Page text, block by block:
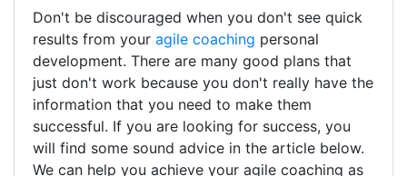
Don't be discouraged when you don't see quick
results from your agile coaching personal
development. There are many good plans that
just don't work because you don't really have the
information that you need to make them
successful. If you are looking for success, you
will find some sound advice in the article below.
We can help you achieve your agile coaching as